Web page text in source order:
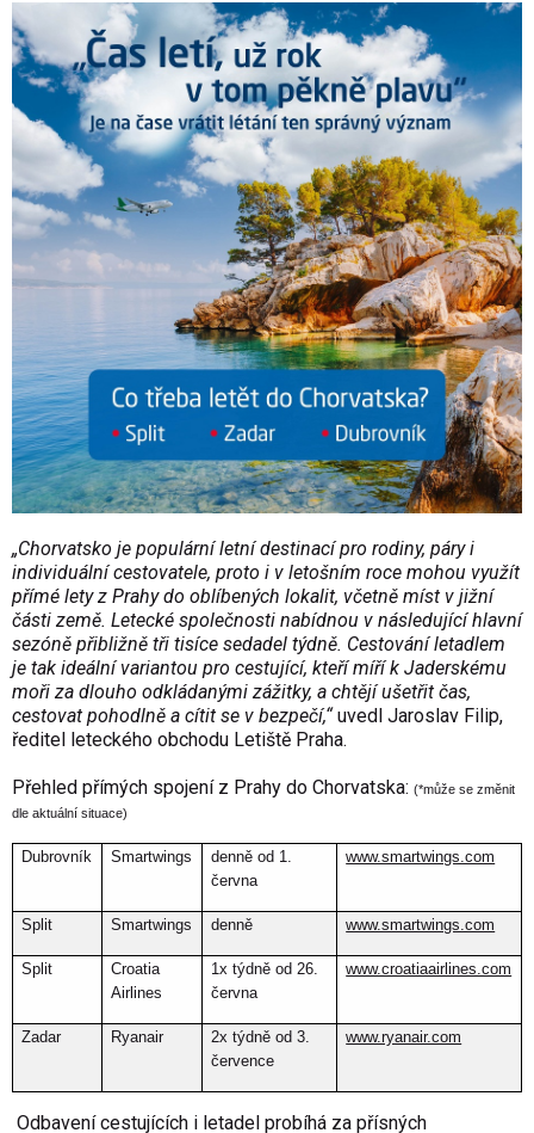
„Chorvatsko je populární letní destinací pro rodiny, páry i
individuální cestovatele, proto i v letošním roce mohou využít
přímé lety z Prahy do oblíbených lokalit, včetně míst v jižní
části země. Letecké společnosti nabídnou v následující hlavní
sezóně přibližně tři tisíce sedadel týdně. Cestování letadlem
je tak ideální variantou pro cestující, kteří míří k Jaderskému
moři za dlouho odkládanými zážitky, a chtějí ušetřit čas,
cestovat pohodlně a cítit se v bezpečí,“ uvedl Jaroslav Filip,
ředitel leteckého obchodu Letiště Praha.
Přehled přímých spojení z Prahy do Chorvatska: (*může se změnit
dle aktuální situace)
Dubrovník Smartwings
denně od 1.
června
www.smartwings.com
Split Smartwings denně www.smartwings.com
Split
Croatia
Airlines
1x týdně od 26.
června
www.croatiaairlines.com
Zadar Ryanair
2x týdně od 3.
července
www.ryanair.com
Odbavení cestujících i letadel probíhá za přísných